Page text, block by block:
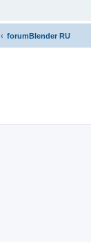
forumBlender RU